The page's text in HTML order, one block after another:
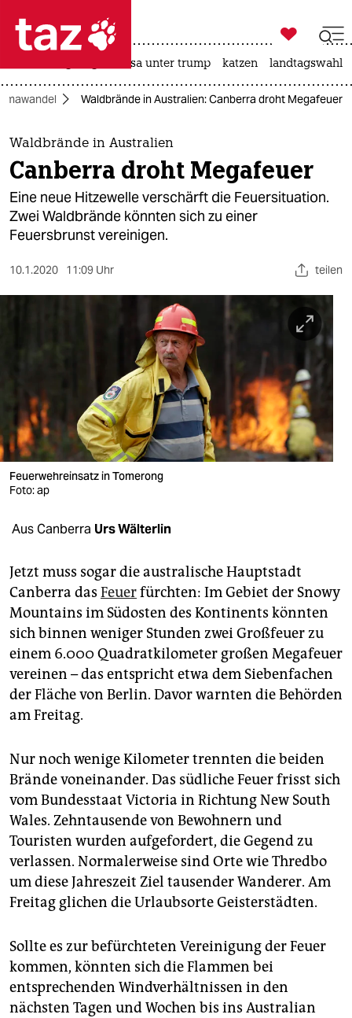
 taz zahl ich
taz zahl ich
themen
politik
öko
wahrheit
verlag
verlag
veranstaltungen
fragen & hilfe
unterstützen
abo
genossenschaft
epaper login

taz zahl ich
usa unter trump katzen landtagswahl
Waldbrände in Australien: Canberra droht Megafeuer
Waldbrände in Australien
Canberra droht Megafeuer
Eine neue Hitzewelle verschärft die Feuersituation.
Zwei Waldbrände könnten sich zu einer
Feuersbrunst vereinigen.
10.1.2020 11:09 Uhr teilen
Feuerwehreinsatz in Tomerong
Foto: ap
Aus Canberra Urs Wälterlin
Jetzt muss sogar die australische Hauptstadt
Canberra das Feuerfürchten: Im Gebiet der Snowy
Mountains im Südosten des Kontinents könnten
sich binnen weniger Stunden zwei Großfeuer zu
einem 6.000 Quadratkilometer großen Megafeuer
vereinen – das entspricht etwa dem Siebenfachen
der Fläche von Berlin. Davor warnten die Behörden
am Freitag.
Nur noch wenige Kilometer trennten die beiden
Brände voneinander. Das südliche Feuer frisst sich
vom Bundesstaat Victoria in Richtung New South
Wales. Zehntausende von Bewohnern und
Touristen wurden aufgefordert, die Gegend zu
verlassen. Normalerweise sind Orte wie Thredbo
um diese Jahreszeit Ziel tausender Wanderer. Am
Freitag glichen die Urlaubsorte Geisterstädten.
Sollte es zur befürchteten Vereinigung der Feuer
kommen, könnten sich die Flammen bei
entsprechenden Windverhältnissen in den
nächsten Tagen und Wochen bis ins Australian